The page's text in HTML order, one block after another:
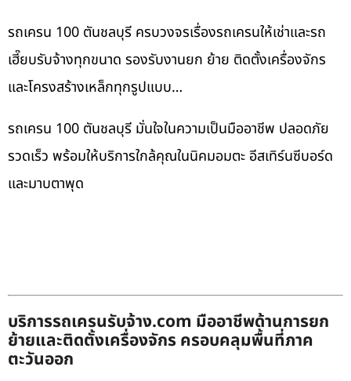
รถเครน 100 ตันชลบุรี ครบวงจรเรื่องรถเครนให้เช่าและรถ
เฮี๊ยบรับจ้างทุกขนาด รองรับงานยก ย้าย ติดตั้งเครื่องจักร
และโครงสร้างเหล็กทุกรูปแบบ…
รถเครน 100 ตันชลบุรี มั่นใจในความเป็นมืออาชีพ ปลอดภัย
รวดเร็ว พร้อมให้บริการใกล้คุณในนิคมอมตะ อีสเทิร์นซีบอร์ด
และมาบตาพุด
บริการรถเครนรับจ้าง.com มืออาชีพด้านการยก
ย้ายและติดตั้งเครื่องจักร ครอบคลุมพื้นที่ภาค
ตะวันออก